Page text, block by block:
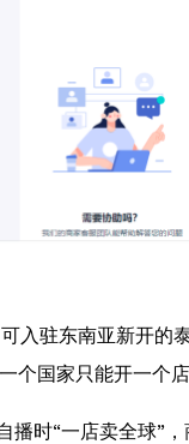
入驻东南亚新开
个国家只能开一个
播时“一店卖全球”